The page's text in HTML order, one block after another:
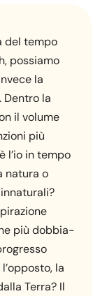
del tempo
possiamo
la
la
il volume
più
l’io in tempo
natura o
più dobbia-
la
Terra? Il